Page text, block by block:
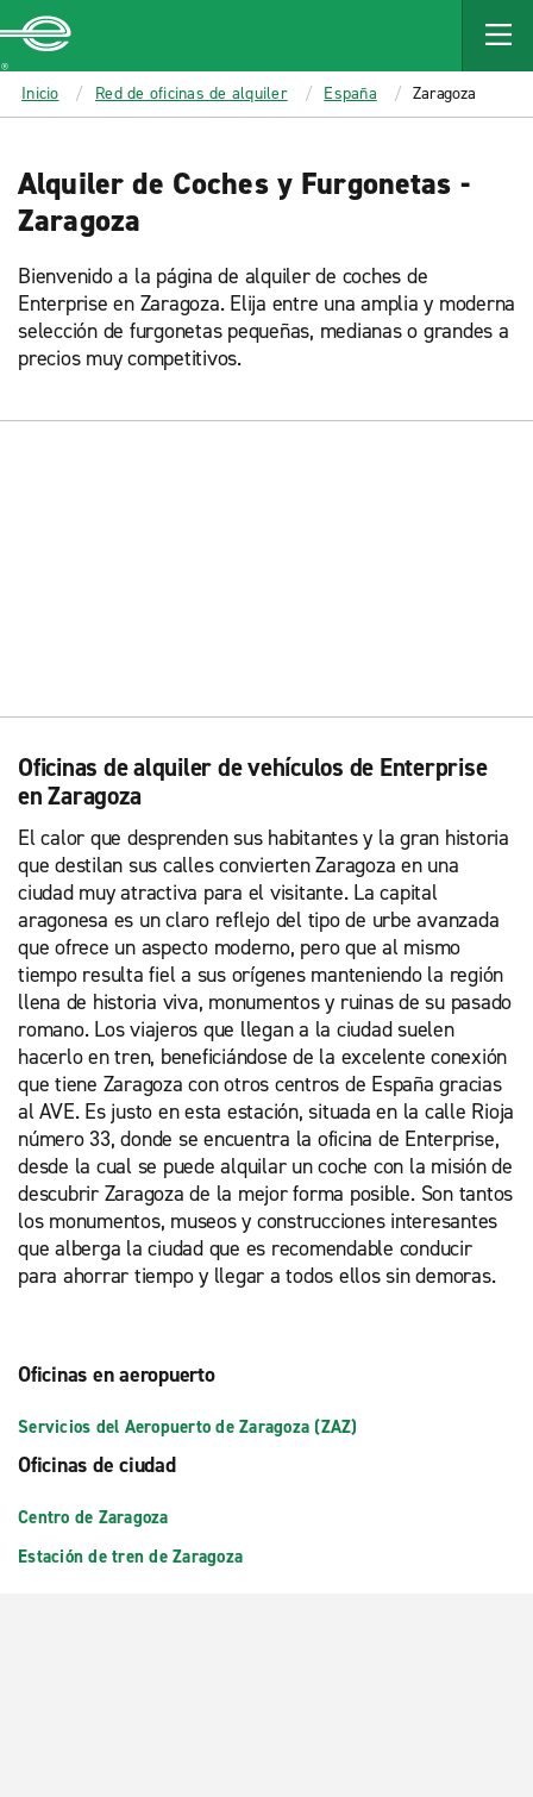
MAIN
CONTENT
Enterprise
Inicio Red de oficinas de alquiler España Zaragoza
Alquiler de Coches y Furgonetas -
Zaragoza
Bienvenido a la página de alquiler de coches de
Enterprise en Zaragoza. Elija entre una amplia y moderna
selección de furgonetas pequeñas, medianas o grandes a
precios muy competitivos.
Oficinas de alquiler de vehículos de Enterprise
en Zaragoza
El calor que desprenden sus habitantes y la gran historia
que destilan sus calles convierten Zaragoza en una
ciudad muy atractiva para el visitante. La capital
aragonesa es un claro reflejo del tipo de urbe avanzada
que ofrece un aspecto moderno, pero que al mismo
tiempo resulta fiel a sus orígenes manteniendo la región
llena de historia viva, monumentos y ruinas de su pasado
romano. Los viajeros que llegan a la ciudad suelen
hacerlo en tren, beneficiándose de la excelente conexión
que tiene Zaragoza con otros centros de España gracias
al AVE. Es justo en esta estación, situada en la calle Rioja
número 33, donde se encuentra la oficina de Enterprise,
desde la cual se puede alquilar un coche con la misión de
descubrir Zaragoza de la mejor forma posible. Son tantos
los monumentos, museos y construcciones interesantes
que alberga la ciudad que es recomendable conducir
para ahorrar tiempo y llegar a todos ellos sin demoras.
Oficinas en aeropuerto
Servicios del Aeropuerto de Zaragoza (ZAZ)
Oficinas de ciudad
Centro de Zaragoza
Estación de tren de Zaragoza